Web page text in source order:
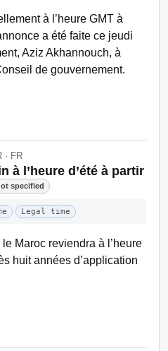
à l’heure GMT à
a été faite ce jeudi
Aziz Akhannouch, à
de gouvernement.
· FR
à l’heure d’été à partir
specified
Legal time
Maroc reviendra à l’heure
huit années d’application